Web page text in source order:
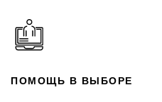
ПОМОЩЬ В ВЫБОРЕ